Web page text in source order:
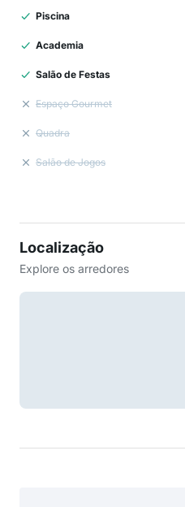
Piscina
Academia
Salão de Festas
Espaço Gourmet
Quadra
Salão de Jogos
Localização
Explore os arredores